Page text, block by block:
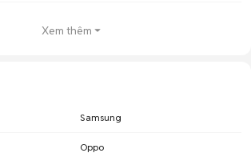
Xem thêm
Samsung
Oppo